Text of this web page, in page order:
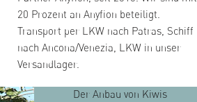
20 Prozent an Anyfion beteiligt.
Transport per LKW nach Patras, Schiff
nach Ancona/Venezia, LKW in unser
Versandlager.
Der Anbau von Kiwis